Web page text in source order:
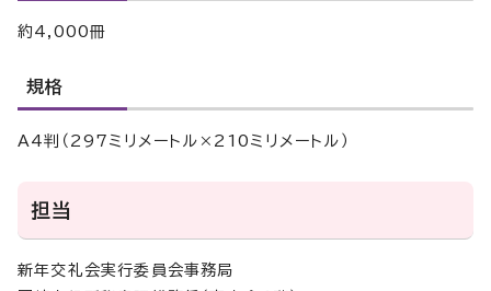
約4,000冊
規格
A4判（297ミリメートル×210ミリメートル）
担当
新年交礼会実行委員会事務局